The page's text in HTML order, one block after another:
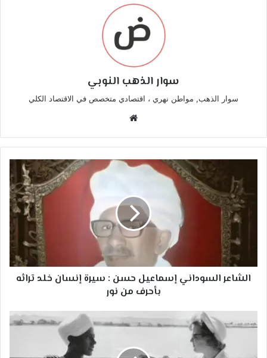
سوار الذهب النوبي
سوار الذهب, مواطن نهري ، اقتصادي متخصص في الاقتصاد الكلي
السوداني
إسماعيل
حسن
إنسان
تراثه
بأحرف
الشاعر السوداني إسماعيل حسن : سيرة إنسان خلد تراثه
بأحرف من نور
الزبير